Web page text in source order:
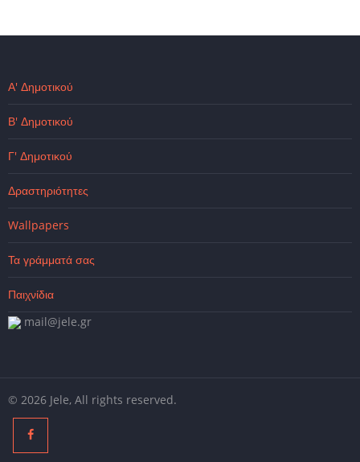
Α' Δημοτικού
Β' Δημοτικού
Γ' Δημοτικού
Δραστηριότητες
Wallpapers
Τα γράμματά σας
Παιχνίδια
mail@jele.gr
© 2026 Jele, All rights reserved.